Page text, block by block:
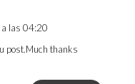
las 04:20
post.Much thanks